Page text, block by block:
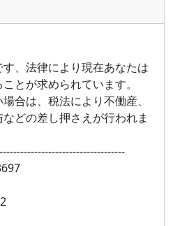
、法律により現在あなたは
とが求められています。
合は、税法により不働産、
どの差し押さえが行われま